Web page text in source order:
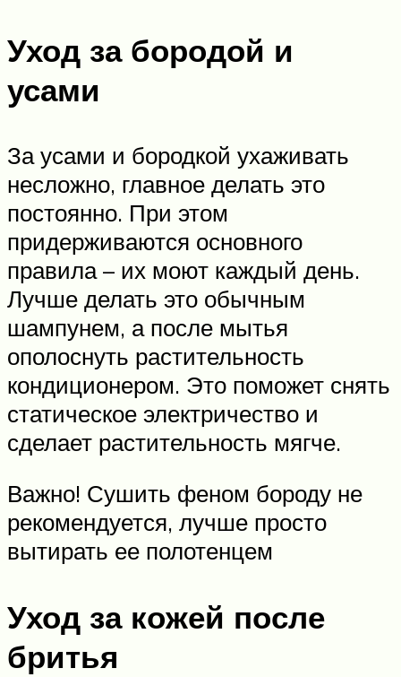
Уход за бородой и
усами
За усами и бородкой ухаживать
несложно, главное делать это
постоянно. При этом
придерживаются основного
правила – их моют каждый день.
Лучше делать это обычным
шампунем, а после мытья
ополоснуть растительность
кондиционером. Это поможет снять
статическое электричество и
сделает растительность мягче.
Важно! Сушить феном бороду не
рекомендуется, лучше просто
вытирать ее полотенцем
Уход за кожей после
бритья